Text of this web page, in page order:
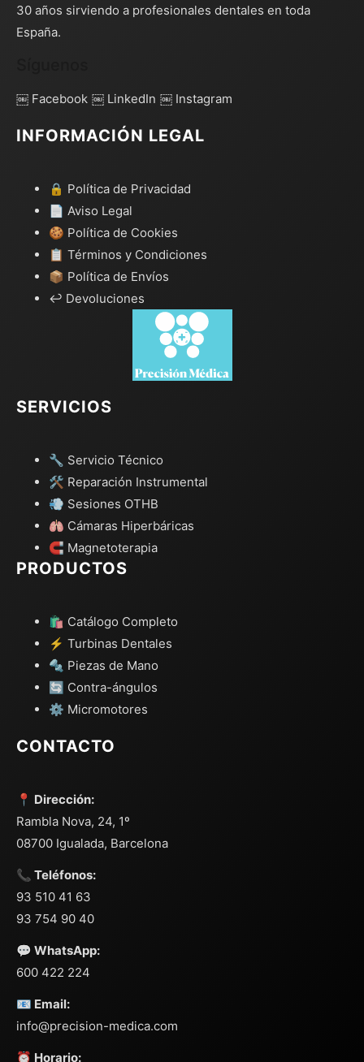
30 años sirviendo a profesionales dentales en toda
España.
￼ Facebook ￼ LinkedIn ￼ Instagram
INFORMACIÓN LEGAL
🔒 Política de Privacidad
📄 Aviso Legal
🍪 Política de Cookies
📋 Términos y Condiciones
📦 Política de Envíos
↩️ Devoluciones
SERVICIOS
🔧 Servicio Técnico
🛠️ Reparación Instrumental
💨 Sesiones OTHB
🫁 Cámaras Hiperbáricas
🧲 Magnetoterapia
PRODUCTOS
🛍️ Catálogo Completo
⚡ Turbinas Dentales
🔩 Piezas de Mano
🔄 Contra-ángulos
⚙️ Micromotores
CONTACTO
📍 Dirección:
Rambla Nova, 24, 1º
08700 Igualada, Barcelona
📞 Teléfonos:
93 510 41 63
93 754 90 40
💬 WhatsApp:
600 422 224
📧 Email:
info@precision-medica.com
⏰ Horario: